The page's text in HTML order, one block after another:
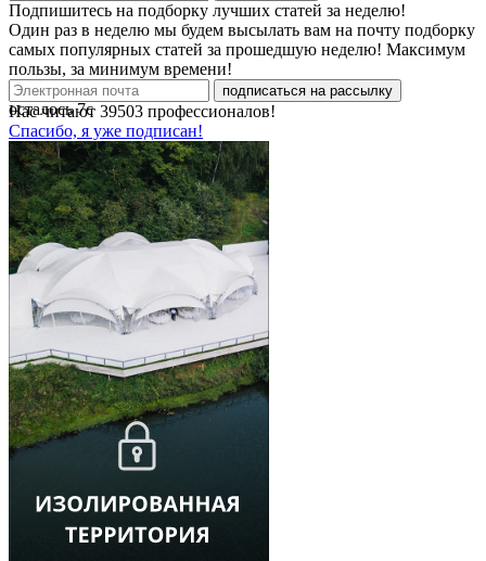
Подпишитесь на подборку лучших статей за неделю!
Один раз в неделю мы будем высылать вам на почту подборку
самых популярных статей за прошедшую неделю! Максимум
пользы, за минимум времени!
подписаться на рассылку
Нас читают 39503 профессионалов!
Спасибо, я уже подписан!
осталось7с